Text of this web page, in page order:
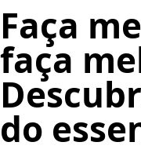
Faça
faça
do